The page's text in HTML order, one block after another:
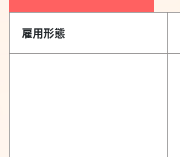
雇用形態